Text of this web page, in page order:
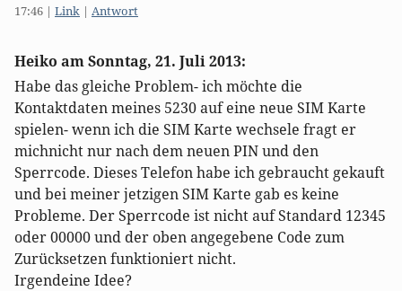
17:46 | Link | Antwort
Heiko amSonntag, 21. Juli 2013:
Habe das gleiche Problem- ich möchte die
Kontaktdaten meines 5230 auf eine neue SIM Karte
spielen- wenn ich die SIM Karte wechsele fragt er
michnicht nur nach dem neuen PIN und den
Sperrcode. Dieses Telefon habe ich gebraucht gekauft
und bei meiner jetzigen SIM Karte gab es keine
Probleme. Der Sperrcode ist nicht auf Standard 12345
oder 00000 und der oben angegebene Code zum
Zurücksetzen funktioniert nicht.
Irgendeine Idee?